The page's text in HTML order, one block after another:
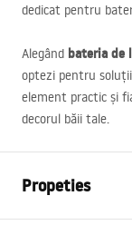
dedicat pentru
Alegând bateria de
optezi pentru
element practic și
decorul băii tale.
Propeties